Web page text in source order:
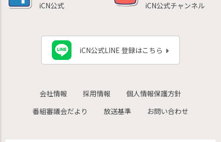
iCN公式 iCN公式チャンネル
iCN公式LINE 登録はこちら
会社情報 採用情報
個人情報保護方針
番組審議会だより
放送基準 お問い合わせ